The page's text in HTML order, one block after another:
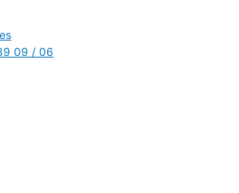
09 / 06